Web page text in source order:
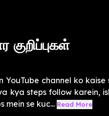
YouTube channel ko
kya steps follow karein,
mein se kuc... Read More